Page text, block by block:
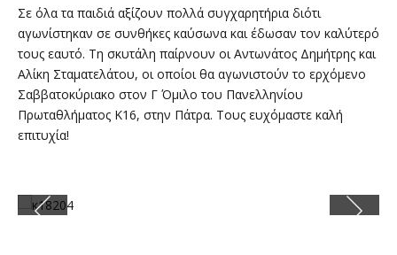
Σε όλα τα παιδιά αξίζουν πολλά συγχαρητήρια διότι
αγωνίστηκαν σε συνθήκες καύσωνα και έδωσαν τον καλύτερό
τους εαυτό. Τη σκυτάλη παίρνουν οι Αντωνάτος Δημήτρης και
Αλίκη Σταματελάτου, οι οποίοι θα αγωνιστούν το ερχόμενο
Σαββατοκύριακο στον Γ Όμιλο του Πανελληνίου
Πρωταθλήματος Κ16, στην Πάτρα. Τους ευχόμαστε καλή
επιτυχία!